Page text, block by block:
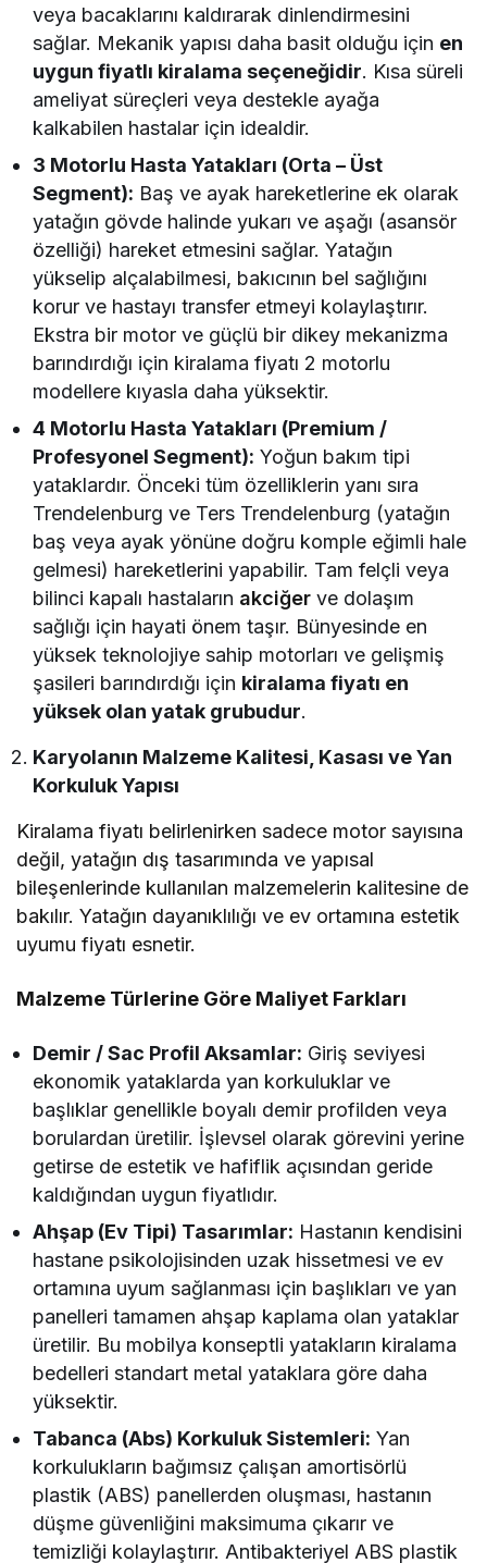
veya bacaklarını kaldırarak dinlendirmesini
sağlar. Mekanik yapısı daha basit olduğu için en
uygun fiyatlı kiralama seçeneğidir. Kısa süreli
ameliyat süreçleri veya destekle ayağa
kalkabilen hastalar için idealdir.
3 Motorlu Hasta Yatakları (Orta – Üst
Segment): Baş ve ayak hareketlerine ek olarak
yatağın gövde halinde yukarı ve aşağı (asansör
özelliği) hareket etmesini sağlar. Yatağın
yükselip alçalabilmesi, bakıcının bel sağlığını
korur ve hastayı transfer etmeyi kolaylaştırır.
Ekstra bir motor ve güçlü bir dikey mekanizma
barındırdığı için kiralama fiyatı 2 motorlu
modellere kıyasla daha yüksektir.
4 Motorlu Hasta Yatakları (Premium /
Profesyonel Segment): Yoğun bakım tipi
yataklardır. Önceki tüm özelliklerin yanı sıra
Trendelenburg ve Ters Trendelenburg (yatağın
baş veya ayak yönüne doğru komple eğimli hale
gelmesi) hareketlerini yapabilir. Tam felçli veya
bilinci kapalı hastaların akciğer ve dolaşım
sağlığı için hayati önem taşır. Bünyesinde en
yüksek teknolojiye sahip motorları ve gelişmiş
şasileri barındırdığı için kiralama fiyatı en
yüksek olan yatak grubudur.
Karyolanın Malzeme Kalitesi, Kasası ve Yan
Korkuluk Yapısı
Kiralama fiyatı belirlenirken sadece motor sayısına
değil, yatağın dış tasarımında ve yapısal
bileşenlerinde kullanılan malzemelerin kalitesine de
bakılır. Yatağın dayanıklılığı ve ev ortamına estetik
uyumu fiyatı esnetir.
Malzeme Türlerine Göre Maliyet Farkları
Demir / Sac Profil Aksamlar: Giriş seviyesi
ekonomik yataklarda yan korkuluklar ve
başlıklar genellikle boyalı demir profilden veya
borulardan üretilir. İşlevsel olarak görevini yerine
getirse de estetik ve hafiflik açısından geride
kaldığından uygun fiyatlıdır.
Ahşap (Ev Tipi) Tasarımlar: Hastanın kendisini
hastane psikolojisinden uzak hissetmesi ve ev
ortamına uyum sağlanması için başlıkları ve yan
panelleri tamamen ahşap kaplama olan yataklar
üretilir. Bu mobilya konseptli yatakların kiralama
bedelleri standart metal yataklara göre daha
yüksektir.
Tabanca (Abs) Korkuluk Sistemleri: Yan
korkulukların bağımsız çalışan amortisörlü
plastik (ABS) panellerden oluşması, hastanın
düşme güvenliğini maksimuma çıkarır ve
temizliği kolaylaştırır. Antibakteriyel ABS plastik